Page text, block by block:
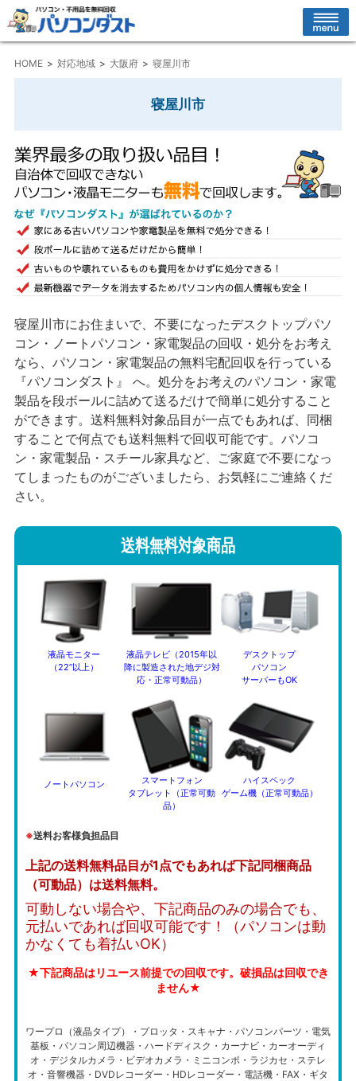
HOME 対応地域 大阪府 寝屋川市
寝屋川市
寝屋川市にお住まいで、不要になったデスクトップパソ
コン・ノートパソコン・家電製品の回収・処分をお考え
なら、パソコン・家電製品の無料宅配回収を行っている
『パソコンダスト』 へ。処分をお考えのパソコン・家電
製品を段ボールに詰めて送るだけで簡単に処分すること
ができます。送料無料対象品目が一点でもあれば、同梱
することで何点でも送料無料で回収可能です。パソコ
ン・家電製品・スチール家具など、ご家庭で不要になっ
てしまったものがございましたら、お気軽にご連絡くだ
さい。
送料無料対象商品
液晶モニター
（22”以上）
液晶テレビ（2015年以
降に製造された地デジ対
応・正常可動品）
デスクトップ
パソコン
サーバーもOK
ノートパソコン
スマートフォン
タブレット（正常可動
品）
ハイスペック
ゲーム機（正常可動品）
※送料お客様負担品目
上記の送料無料品目が1点でもあれば下記同梱商品
（可動品）は送料無料。
可動しない場合や、下記商品のみの場合でも、
元払いであれば回収可能です！（パソコンは動
かなくても着払いOK）
★下記商品はリユース前提での回収です。破損品は回収でき
ません★
ワープロ（液晶タイプ）・プロッタ・スキャナ・パソコンパーツ・電気
基板・パソコン周辺機器・ハードディスク・カーナビ・カーオーディ
オ・デジタルカメラ・ビデオカメラ・ミニコンポ・ラジカセ・ステレ
オ・音響機器・DVDレコーダー・HDレコーダー・電話機・FAX・ギタ